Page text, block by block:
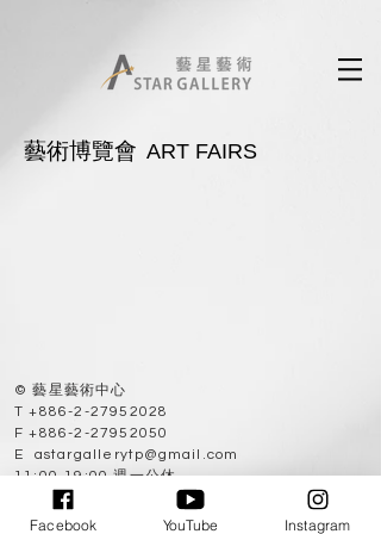
藝術博覽會 ART FAIRS
© 藝星藝術中心
T+886-2-27952028
F+886-2-27952050
E astargallerytp@gmail.com
11:00-19:00 週一公休
10682 台北市大安區敦化南路二段63巷53弄9號
No. 9, Aly. 53, Ln. 63, Sec. 2, Dunhua S. Rd.,
Facebook YouTube Instagram